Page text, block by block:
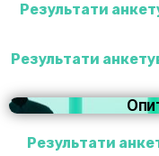
Результати
Результати
Результати